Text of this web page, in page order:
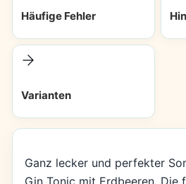
Häufige Fehler
Varianten
Ganz lecker und perfekter
Gin Tonic mit Erdbeeren. Die